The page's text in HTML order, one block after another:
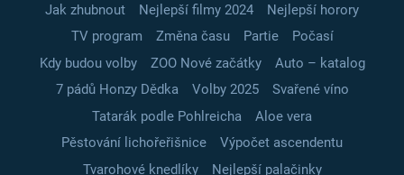
Jak zhubnout Nejlepší filmy 2024
Nejlepší horory
TV program
Změna času Partie
Počasí
Kdy budou volby
ZOO Nové začátky
Auto – katalog
7 pádů Honzy Dědka
Volby 2025
Svařené víno
Tatarák podle Pohlreicha
Aloe vera
Pěstování lichořeřišnice
Výpočet ascendentu
Tvarohové knedlíky
Nejlepší palačinky